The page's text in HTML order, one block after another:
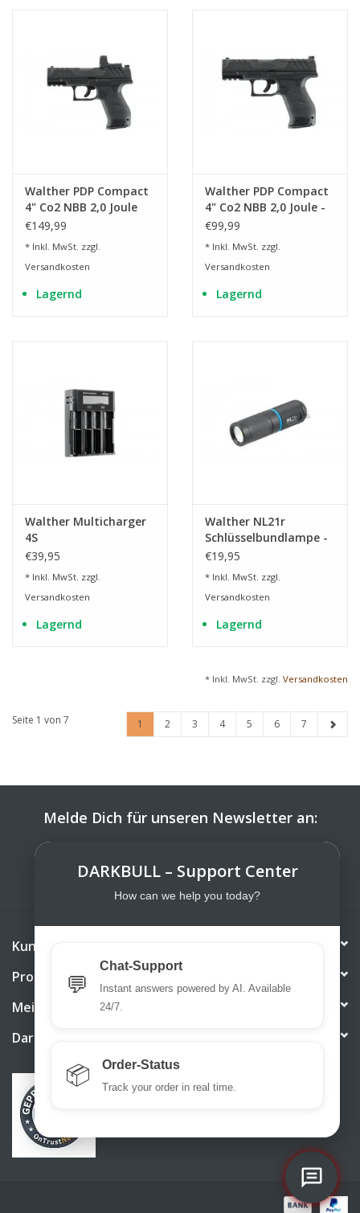
Walther PDP Compact
4" Co2 NBB 2,0 Joule
Set - BK
€149,99
* Inkl. MwSt. zzgl.
Versandkosten
Lagernd
Walther PDP Compact
4" Co2 NBB 2,0 Joule -
BK
€99,99
* Inkl. MwSt. zzgl.
Versandkosten
Lagernd
Walther Multicharger
4S
€39,95
* Inkl. MwSt. zzgl.
Versandkosten
Lagernd
Walther NL21r
Schlüsselbundlampe -
200 Lumen
€19,95
* Inkl. MwSt. zzgl.
Versandkosten
Lagernd
* Inkl. MwSt. zzgl. Versandkosten
Seite 1 von 7 1 2 3 4 5 6 7
Melde Dich für unseren Newsletter an:
Kundendienst
Produkte
Mein Konto
DarkBull TrendStore
DARKBULL – Support Center
How can we help you today?
💬
Chat-Support
Instant answers powered by AI. Available
24/7.
📦 Order-Status
Track your order in real time.